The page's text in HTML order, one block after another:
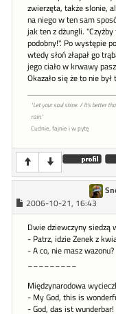
zwierzęta, także slonie,
na niego w ten sam
jak ten z dżungli.
podobny!". Po występie
wtedy słoń złapał go
jego ciało w krwawy
Okazało się że to nie był
"Let your soul shine. / It's better
rain."
Cudnie, fajnie i w pytę
2006-10-21, 16:43
Dwie dziewczyny siedzą
- Patrz, idzie Zenek z
- A co, nie masz wazonu?
Międzynarodowa
- My God, this is
- God, das ist wunderbar!